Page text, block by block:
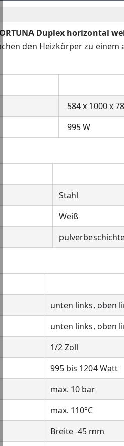
Duplex horizontal
den Heizkörper zu
584 x 1000 x 78
995 W
Stahl
Weiß
unten links, oben
unten links, oben
1/2 Zoll
995 bis 1204 Watt
max. 10 bar
max. 110°C
Breite -45 mm